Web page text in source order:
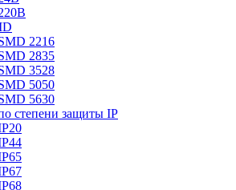
2216
2835
3528
5050
5630
степени защиты IP